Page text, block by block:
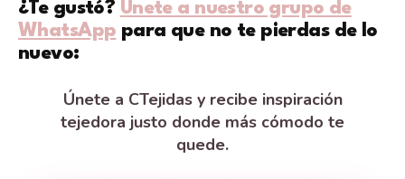
¿Te gustó? Únete a nuestro grupo de
WhatsApp para que no te pierdas de lo
nuevo:
Únete a CTejidas y recibe inspiración
tejedora justo donde más cómodo te
quede.